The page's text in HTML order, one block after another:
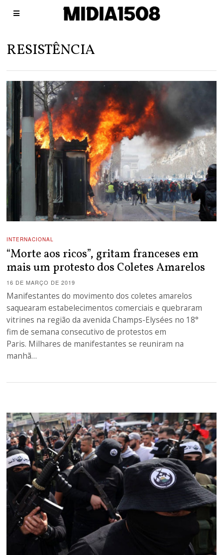
RESISTÊNCIA
INTERNACIONAL
“Morte aos ricos”, gritam franceses em
mais um protesto dos Coletes Amarelos
16 DE MARÇO DE 2019
Manifestantes do movimento dos coletes amarelos
saquearam estabelecimentos comerciais e quebraram
vitrines na região da avenida Champs-Elysées no 18°
fim de semana consecutivo de protestos em
Paris. Milhares de manifestantes se reuniram na
manhã…